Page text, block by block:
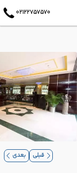
02122757570
قبلی بعدی